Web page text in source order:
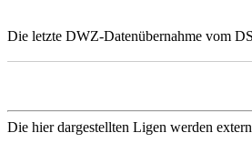
Die letzte DWZ-Datenübernahme vom
Die hier dargestellten Ligen werden